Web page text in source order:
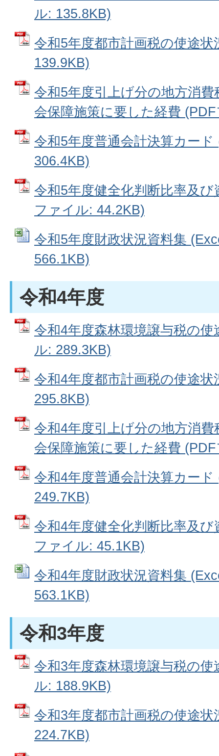
ル: 135.8KB)
令和5年度都市計画税の使途
139.9KB)
令和5年度引上げ分の地方消
会保障施策に要した経費
令和5年度普通会計決算カー
306.4KB)
令和5年度健全化判断比率及
ファイル: 44.2KB)
令和5年度財政状況資料集
566.1KB)
令和4年度
令和4年度森林環境譲与税の
ル: 289.3KB)
令和4年度都市計画税の使途
295.8KB)
令和4年度引上げ分の地方消
会保障施策に要した経費
令和4年度普通会計決算カー
249.7KB)
令和4年度健全化判断比率及
ファイル: 45.1KB)
令和4年度財政状況資料集
563.1KB)
令和3年度
令和3年度森林環境譲与税の
ル: 188.9KB)
令和3年度都市計画税の使途
224.7KB)